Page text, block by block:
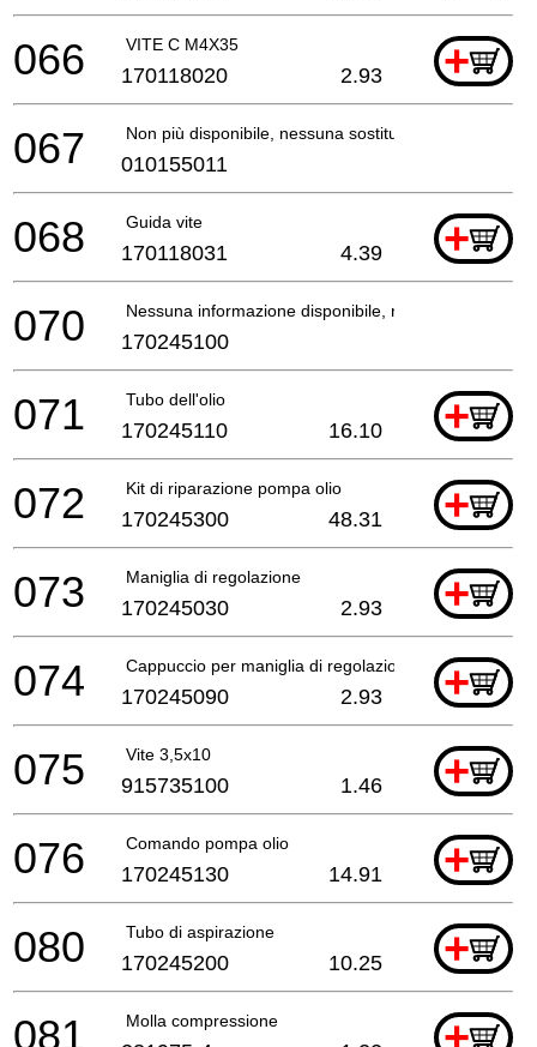
VITE C M4X35 +
066 170118020 2.93
Non più disponibile, nessuna sostituzione
067 010155011
Guida vite +
068 170118031 4.39
Nessuna informazione disponibile, non ordinabile
070 170245100
Tubo dell'olio +
071 170245110 16.10
Kit di riparazione pompa olio +
072 170245300 48.31
Maniglia di regolazione +
073 170245030 2.93
Cappuccio per maniglia di regolazione +
074 170245090 2.93
Vite 3,5x10 +
075 915735100 1.46
Comando pompa olio +
076 170245130 14.91
Tubo di aspirazione +
080 170245200 10.25
Molla compressione
081